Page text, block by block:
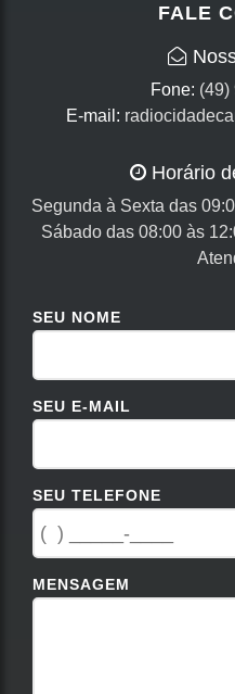
FALE
Fone: (49)
E-mail:
Horário
Segunda à Sexta das
Sábado das 08:00 às
SEU NOME
SEU E-MAIL
SEU TELEFONE
MENSAGEM